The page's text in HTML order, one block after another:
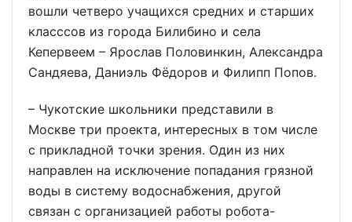
вошли четверо учащихся средних и старших
класссов из города Билибино и села
Кепервеем – Ярослав Половинкин, Александра
Сандяева, Даниэль Фёдоров и Филипп Попов.
– Чукотские школьники представили в
Москве три проекта, интересных в том числе
с прикладной точки зрения. Один из них
направлен на исключение попадания грязной
воды в систему водоснабжения, другой
связан с организацией работы робота-